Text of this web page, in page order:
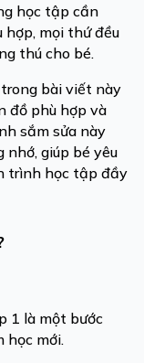
học tập cần
mọi thứ đều
thú cho bé.
trong bài viết này
đồ phù hợp và
sắm sửa này
giúp bé yêu
trình học tập đầy
1 là một bước
học mới.